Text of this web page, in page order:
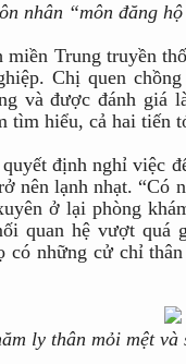
nhân “môn đăng
miền Trung truyền
Chị quen
và được đánh giá
tìm hiểu, cả hai tiến
định nghỉ việc
nên lạnh nhạt.
ở lại phòng
quan hệ vượt
có những cử chỉ
ly thân mỏi mệt